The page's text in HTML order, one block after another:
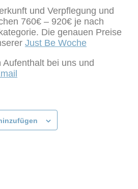
und Verpflegung und
760€ – 920€ je nach
Die genauen Preise
Just Be Woche
bei uns und